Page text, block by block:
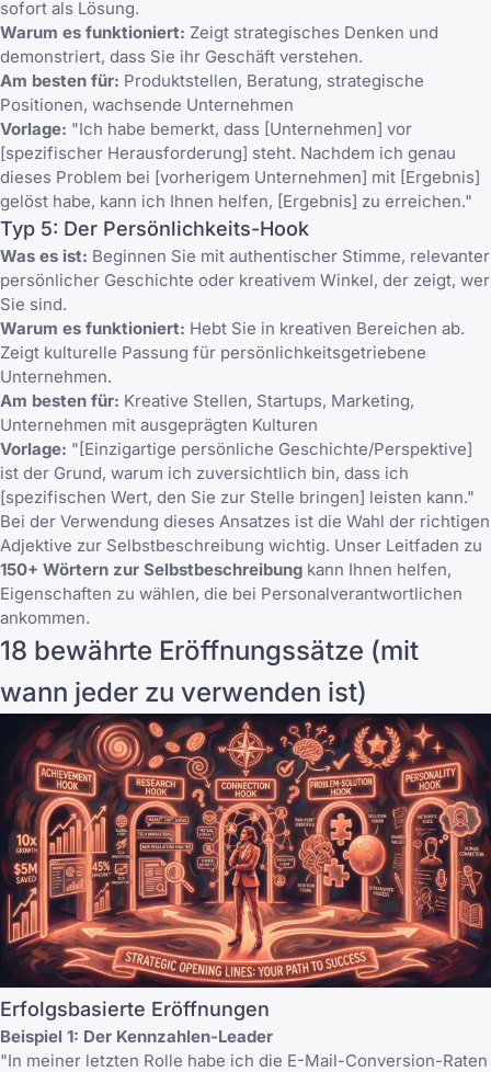
sofort als Lösung.
Warum es funktioniert: Zeigt strategisches Denken und
demonstriert, dass Sie ihr Geschäft verstehen.
Am besten für: Produktstellen, Beratung, strategische
Positionen, wachsende Unternehmen
Vorlage: "Ich habe bemerkt, dass [Unternehmen] vor
[spezifischer Herausforderung] steht. Nachdem ich genau
dieses Problem bei [vorherigem Unternehmen] mit [Ergebnis]
gelöst habe, kann ich Ihnen helfen, [Ergebnis] zu erreichen."
Typ 5: Der Persönlichkeits-Hook
Was es ist: Beginnen Sie mit authentischer Stimme, relevanter
persönlicher Geschichte oder kreativem Winkel, der zeigt, wer
Sie sind.
Warum es funktioniert: Hebt Sie in kreativen Bereichen ab.
Zeigt kulturelle Passung für persönlichkeitsgetriebene
Unternehmen.
Am besten für: Kreative Stellen, Startups, Marketing,
Unternehmen mit ausgeprägten Kulturen
Vorlage: "[Einzigartige persönliche Geschichte/Perspektive]
ist der Grund, warum ich zuversichtlich bin, dass ich
[spezifischen Wert, den Sie zur Stelle bringen] leisten kann."
Bei der Verwendung dieses Ansatzes ist die Wahl der richtigen
Adjektive zur Selbstbeschreibung wichtig. Unser Leitfaden zu
150+ Wörtern zur Selbstbeschreibung kann Ihnen helfen,
Eigenschaften zu wählen, die bei Personalverantwortlichen
ankommen.
18 bewährte Eröffnungssätze (mit
wann jeder zu verwenden ist)
Erfolgsbasierte Eröffnungen
Beispiel 1: Der Kennzahlen-Leader
"In meiner letzten Rolle habe ich die E-Mail-Conversion-Raten